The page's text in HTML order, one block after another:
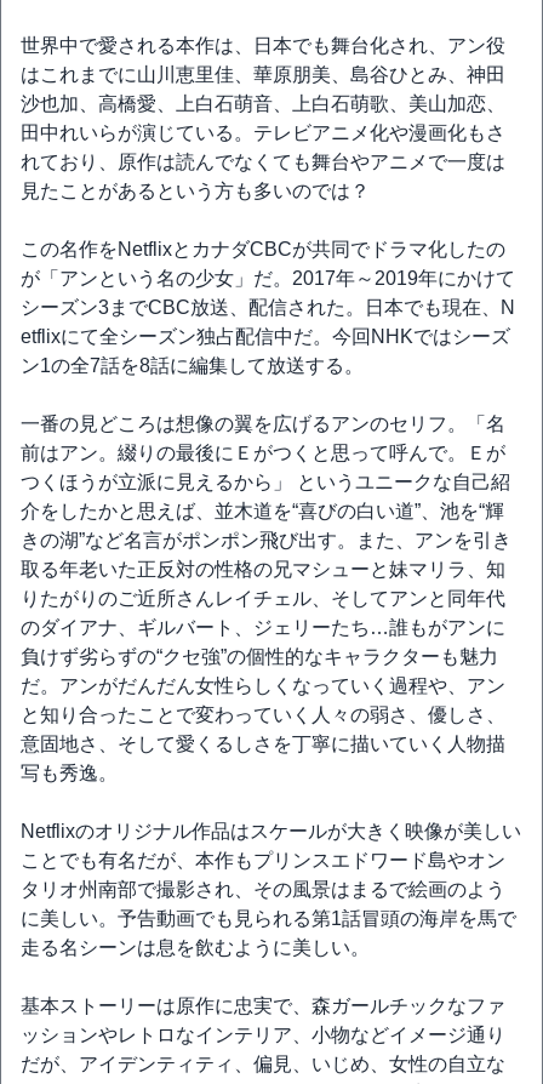
世界中で愛される本作は、日本でも舞台化され、アン役
はこれまでに山川恵里佳、華原朋美、島谷ひとみ、神田
沙也加、高橋愛、上白石萌音、上白石萌歌、美山加恋、
田中れいらが演じている。テレビアニメ化や漫画化もさ
れており、原作は読んでなくても舞台やアニメで一度は
見たことがあるという方も多いのでは？
この名作をNetflixとカナダCBCが共同でドラマ化したの
が「アンという名の少女」だ。2017年～2019年にかけて
シーズン3までCBC放送、配信された。日本でも現在、N
etflixにて全シーズン独占配信中だ。今回NHKではシーズ
ン1の全7話を8話に編集して放送する。
一番の見どころは想像の翼を広げるアンのセリフ。「名
前はアン。綴りの最後にＥがつくと思って呼んで。Ｅが
つくほうが立派に見えるから」 というユニークな自己紹
介をしたかと思えば、並木道を“喜びの白い道”、池を“輝
きの湖”など名言がポンポン飛び出す。また、アンを引き
取る年老いた正反対の性格の兄マシューと妹マリラ、知
りたがりのご近所さんレイチェル、そしてアンと同年代
のダイアナ、ギルバート、ジェリーたち…誰もがアンに
負けず劣らずの“クセ強”の個性的なキャラクターも魅力
だ。アンがだんだん女性らしくなっていく過程や、アン
と知り合ったことで変わっていく人々の弱さ、優しさ、
意固地さ、そして愛くるしさを丁寧に描いていく人物描
写も秀逸。
Netflixのオリジナル作品はスケールが大きく映像が美しい
ことでも有名だが、本作もプリンスエドワード島やオン
タリオ州南部で撮影され、その風景はまるで絵画のよう
に美しい。予告動画でも見られる第1話冒頭の海岸を馬で
走る名シーンは息を飲むように美しい。
基本ストーリーは原作に忠実で、森ガールチックなファ
ッションやレトロなインテリア、小物などイメージ通り
だが、アイデンティティ、偏見、いじめ、女性の自立な